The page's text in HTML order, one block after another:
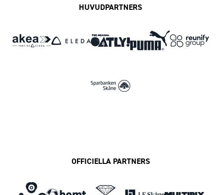
HUVUDPARTNERS
OFFICIELLA PARTNERS